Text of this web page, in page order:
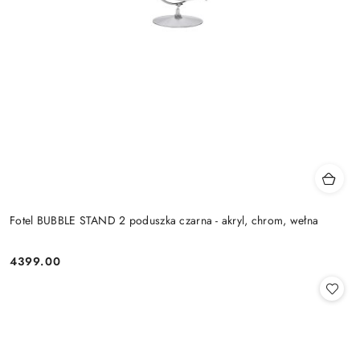
Fotel BUBBLE STAND 2 poduszka czarna - akryl, chrom, wełna
Cena:
4399.00